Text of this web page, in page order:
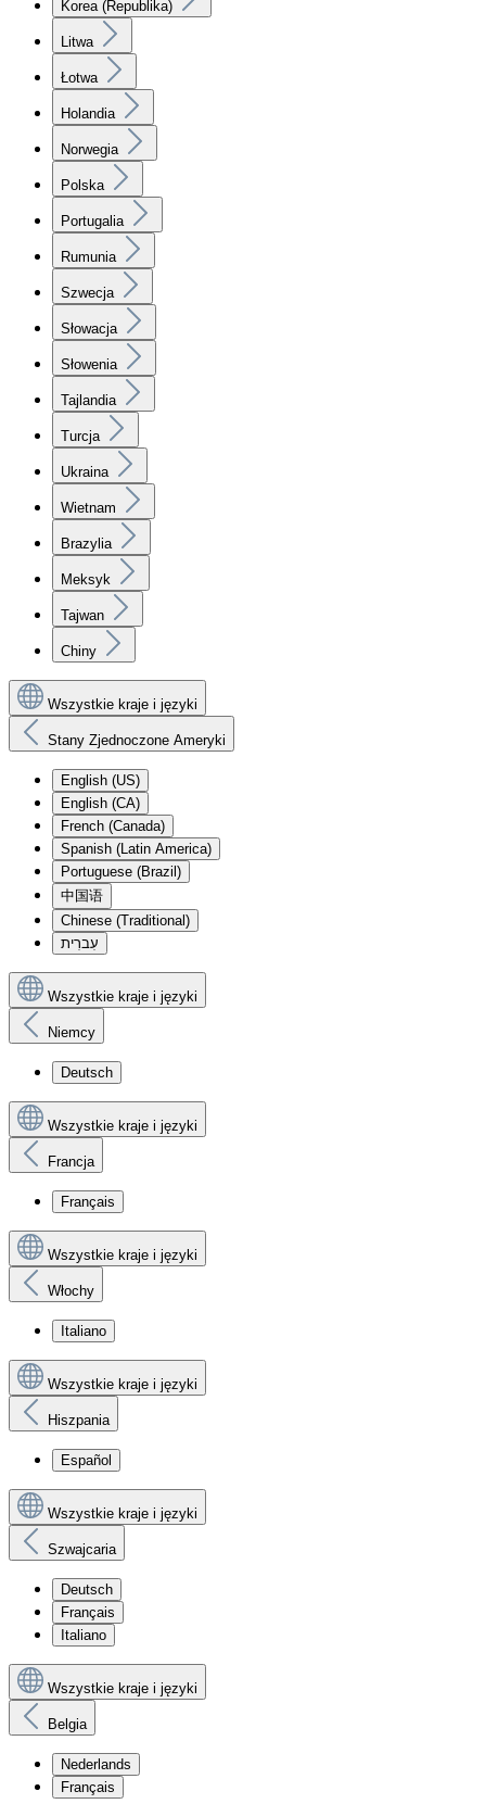
Korea (Republika)
Litwa
Łotwa
Holandia
Norwegia
Polska
Portugalia
Rumunia
Szwecja
Słowacja
Słowenia
Tajlandia
Turcja
Ukraina
Wietnam
Brazylia
Meksyk
Tajwan
Chiny
Wszystkie kraje i języki
Stany Zjednoczone Ameryki
English (US)
English (CA)
French (Canada)
Spanish (Latin America)
Portuguese (Brazil)
中国语
Chinese (Traditional)
עִברִית
Wszystkie kraje i języki
Niemcy
Deutsch
Wszystkie kraje i języki
Francja
Français
Wszystkie kraje i języki
Włochy
Italiano
Wszystkie kraje i języki
Hiszpania
Español
Wszystkie kraje i języki
Szwajcaria
Deutsch
Français
Italiano
Wszystkie kraje i języki
Belgia
Nederlands
Français